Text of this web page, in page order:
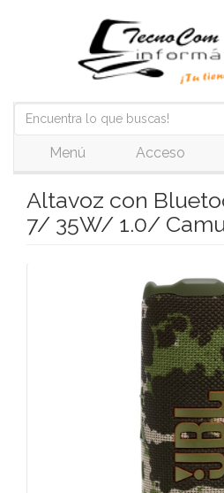
Menú Acceso
Altavoz con
7/ 35W/ 1.0/